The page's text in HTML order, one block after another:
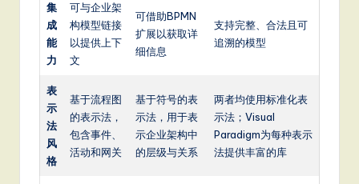
集
成
能
力
可与企业架
构模型链接
以提供上下
文
可借助BPMN
扩展以获取详
细信息
支持完整、合法且可
追溯的模型
表
示
法
风
格
基于流程图
的表示法，
包含事件、
活动和网关
基于符号的表
示法，用于表
示企业架构中
的层级与关系
两者均使用标准化表
示法；Visual
Paradigm为每种表示
法提供丰富的库